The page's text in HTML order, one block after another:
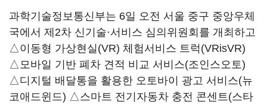
과학기술정보통신부는 6일 오전 서울 중구 중앙우체
국에서 제2차 신기술·서비스 심의위원회를 개최하고
△이동형 가상현실(VR) 체험서비스 트럭(VRisVR)
△모바일 기반 폐차 견적 비교 서비스(조인스오토)
△디지털 배달통을 활용한 오토바이 광고 서비스(뉴
코애드윈드) △스마트 전기자동차 충전 콘센트(스타